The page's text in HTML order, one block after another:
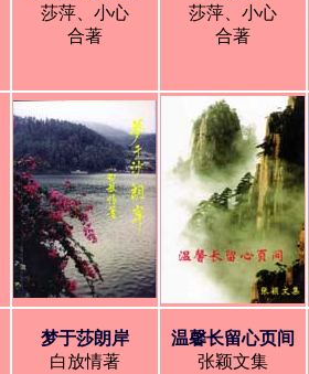
莎萍、小心
合著
莎萍、小心
合著
梦于莎朗岸
白放情著
温馨长留心页间
张颖文集